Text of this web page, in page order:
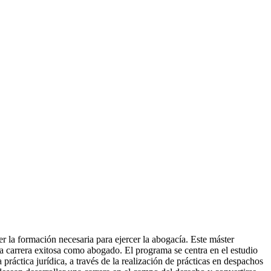
la formación necesaria para ejercer la abogacía. Este máster
exitosa como abogado. El programa se centra en el estudio
jurídica, a través de la realización de prácticas en despachos